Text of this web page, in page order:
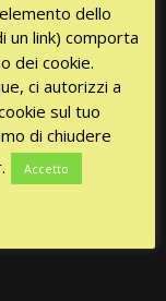
dello
un link) comporta
dei cookie.
ci autorizzi a
sul tuo
di chiudere
Accetto